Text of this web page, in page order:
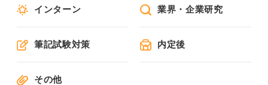
インターン 業界・企業研究
筆記試験対策 内定後
その他